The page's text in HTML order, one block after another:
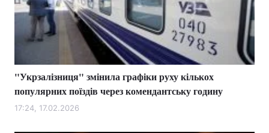
"Укрзалізниця" змінила графіки руху кількох
популярних поїздів через комендантську годину
17:24, 17.02.2026